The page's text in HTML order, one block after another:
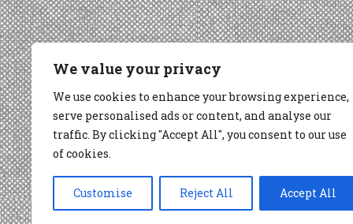
We value your privacy
We use cookies to enhance your browsing experience,
serve personalised ads or content, and analyse our
traffic. By clicking "Accept All", you consent to our use
of cookies.
Customise Reject All Accept All